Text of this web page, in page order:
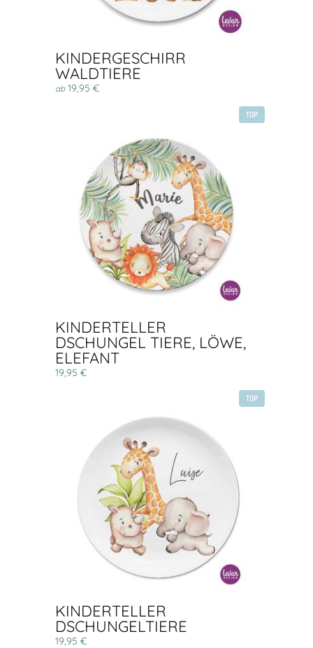
KINDERGESCHIRR
WALDTIERE
ab19,95 €
TOP
KINDERTELLER
DSCHUNGEL TIERE, LÖWE,
ELEFANT
19,95 €
TOP
KINDERTELLER
DSCHUNGELTIERE
19,95 €